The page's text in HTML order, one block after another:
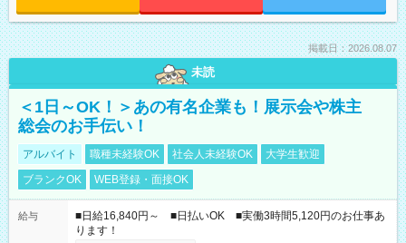
掲載日：2026.08.07
未読
＜1日～OK！＞あの有名企業も！展示会や株主
総会のお手伝い！
アルバイト 職種未経験OK 社会人未経験OK
大学生歓迎
ブランクOK
WEB登録・面接OK
給与
■日給16,840円～ ■日払いOK ■実働3時間5,120円のお仕事あ
ります！